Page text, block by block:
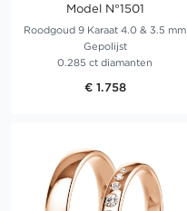
Model N°1501
Roodgoud 9 Karaat 4.0 & 3.5 mm
Gepolijst
0.285 ct diamanten
€ 1.758